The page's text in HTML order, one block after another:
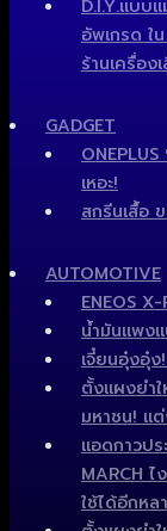
D.I.Y.แบบ
อัพเกรด ใ
ร้านเครื่อง
GADGET
เหอะ!
สกรีนเสื้อ
AUTOMOTIVE
ENEOS
น้ำมันแพง
เจี๋ยนอุ๋งอุ๋
ตั้งแผงยำ
มหาชน! แ
แอดกาวป
MARCH
ใช้ได้อีกหล